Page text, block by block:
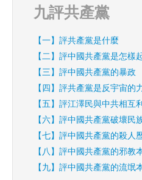
九評共產黨
【一】評共產黨是什麼
【二】評中國共產黨是怎樣
【三】評中國共產黨的暴政
【四】評共產黨是反宇宙的
【五】評江澤民與中共相互
【六】評中國共產黨破壞民
【七】評中國共產黨的殺人
【八】評中國共產黨的邪教
【九】評中國共產黨的流氓